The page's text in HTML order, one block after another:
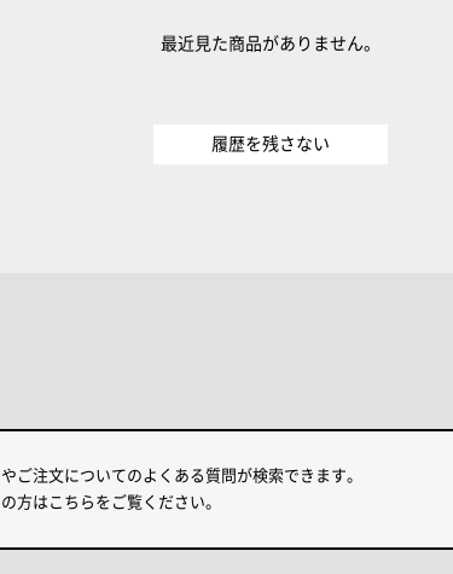
最近見た商品がありません。
履歴を残さない
ご注文についてのよくある質問が検索できます。
方はこちらをご覧ください。